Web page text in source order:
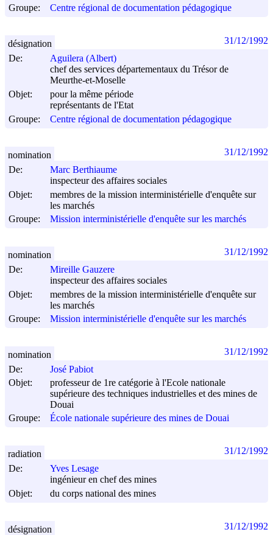
Groupe:
Centre régional de documentation pédagogique
De:
Aguilera (Albert)
chef des services départementaux du Trésor de
Meurthe-et-Moselle
Objet:
pour la même période
représentants de l'Etat
Groupe:
Centre régional de documentation pédagogique
désignation 31/12/1992
De:
Marc Berthiaume
inspecteur des affaires sociales
Objet:
membres de la mission interministérielle d'enquête sur
les marchés
Groupe:
Mission interministérielle d'enquête sur les marchés
nomination 31/12/1992
De:
Mireille Gauzere
inspecteur des affaires sociales
Objet:
membres de la mission interministérielle d'enquête sur
les marchés
Groupe:
Mission interministérielle d'enquête sur les marchés
nomination 31/12/1992
De:
José Pabiot
Objet:
professeur de 1re catégorie à l'Ecole nationale
supérieure des techniques industrielles et des mines de
Douai
Groupe:
École nationale supérieure des mines de Douai
nomination 31/12/1992
De:
Yves Lesage
ingénieur en chef des mines
Objet:
du corps national des mines
radiation 31/12/1992
désignation 31/12/1992